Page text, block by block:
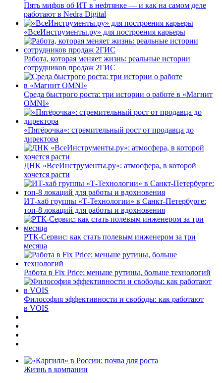
Пять мифов об ИТ в нефтянке — и как на самом деле
работают в Nedra Digital
«ВсеИнструменты.ру» для построения карьеры
Работа, которая меняет жизнь: реальные истории
сотрудников продаж 2ГИС
Среда быстрого роста: три истории о работе в «Магнит
OMNI»
«Пятёрочка»: стремительный рост от продавца до
директора
ДНК «ВсеИнструменты.ру»: атмосфера, в которой
хочется расти
ИТ-хаб группы «Т-Технологии» в Санкт-Петербурге:
топ-8 локаций для работы и вдохновения
РТК-Сервис: как стать полевым инженером за три
месяца
Работа в Fix Price: меньше рутины, больше технологий
Философия эффективности и свободы: как работают
в VOIS
Жизнь в компании